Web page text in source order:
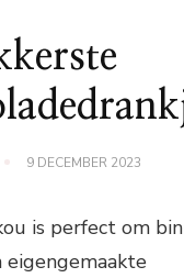
9 DECEMBER 2023
is perfect om
eigengemaakte